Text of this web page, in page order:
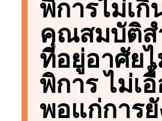
พิการไม่เ
คุณสมบัติส
ที่อยู่อาศัย
พิการ ไม่เ
พอแก่การ